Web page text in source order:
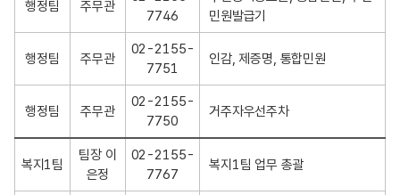
행정팀 주무관
7746
민원발급기
행정팀 주무관
02-2155-
7751
인감, 제증명, 통합민원
행정팀 주무관
02-2155-
7750
거주자우선주차
복지1팀
팀장 이
은정
02-2155-
7767
복지1팀 업무 총괄